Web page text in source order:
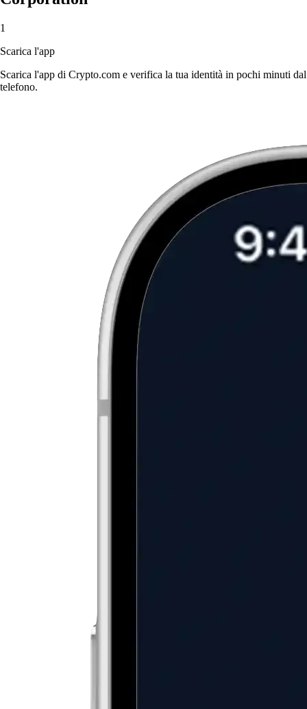
1
Scarica l'app
Scarica l'app di Crypto.com e verifica la tua identità in pochi minuti dal
telefono.